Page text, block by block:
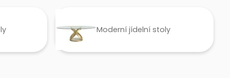
Moderní jídelní stoly